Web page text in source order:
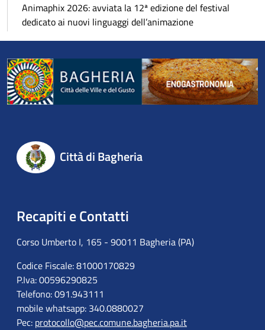
Animaphix 2026: avviata la 12ª edizione del festival
dedicato ai nuovi linguaggi dell’animazione
Città di Bagheria
Recapiti e Contatti
Corso Umberto I, 165 - 90011 Bagheria (PA)
Codice Fiscale: 81000170829
P.Iva: 00596290825
Telefono: 091.943111
mobile whatsapp: 340.0880027
Pec: protocollo@pec.comune.bagheria.pa.it